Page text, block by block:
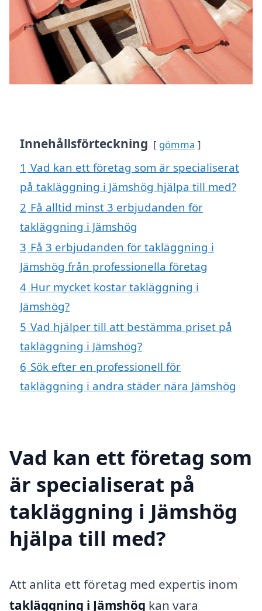
Innehållsförteckning gömma
1 Vad kan ett företag som är specialiserat
på takläggning i Jämshög hjälpa till med?
2 Få alltid minst 3 erbjudanden för
takläggning i Jämshög
3 Få 3 erbjudanden för takläggning i
Jämshög från professionella företag
4 Hur mycket kostar takläggning i
Jämshög?
5 Vad hjälper till att bestämma priset på
takläggning i Jämshög?
6 Sök efter en professionell för
takläggning i andra städer nära Jämshög
Vad kan ett företag som
är specialiserat på
takläggning i Jämshög
hjälpa till med?
Att anlita ett företag med expertis inom
takläggning i Jämshög kan vara